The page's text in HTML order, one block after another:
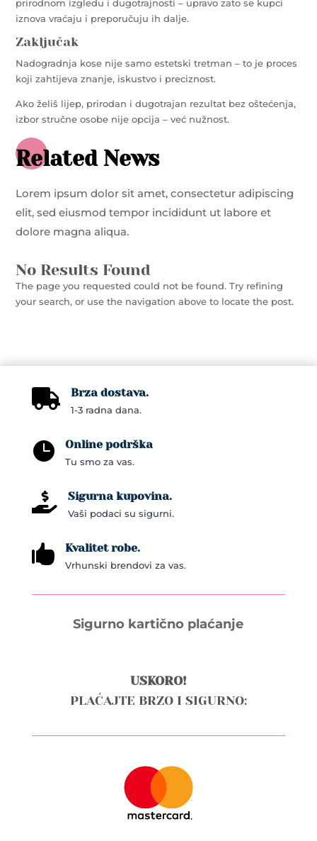
prirodnom izgledu i dugotrajnosti – upravo zato se kupci
iznova vraćaju i preporučuju ih dalje.
Zaključak
Nadogradnja kose nije samo estetski tretman – to je proces
koji zahtijeva znanje, iskustvo i preciznost.
Ako želiš lijep, prirodan i dugotrajan rezultat bez oštećenja,
izbor stručne osobe nije opcija – već nužnost.
Related News
Lorem ipsum dolor sit amet, consectetur adipiscing
elit, sed eiusmod tempor incididunt ut labore et
dolore magna aliqua.
No Results Found
The page you requested could not be found. Try refining
your search, or use the navigation above to locate the post.
 Brza dostava.
1-3 radna dana.
 Online podrška
Tu smo za vas.
 Sigurna kupovina.
Vaši podaci su sigurni.
 Kvalitet robe.
Vrhunski brendovi za vas.
Sigurno kartično plaćanje
USKORO!
PLAĆAJTE BRZO I SIGURNO: